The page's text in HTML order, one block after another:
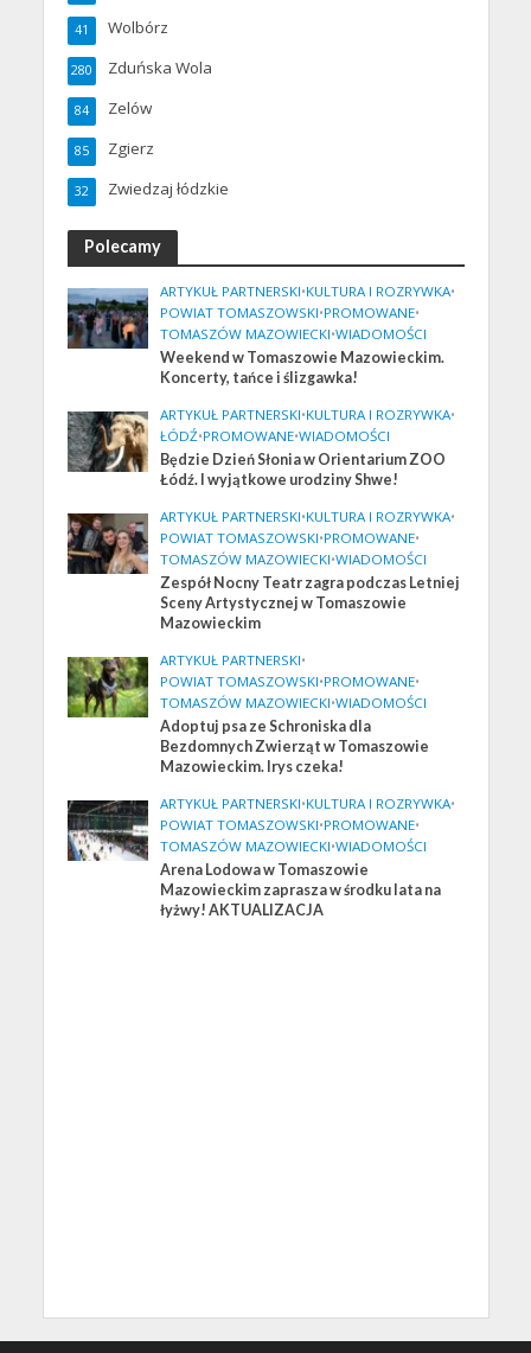
Wolbórz
41
Zduńska Wola
280
Zelów
84
Zgierz
85
Zwiedzaj łódzkie
32
Polecamy
ARTYKUŁ PARTNERSKI•KULTURA I ROZRYWKA•
POWIAT TOMASZOWSKI•PROMOWANE•
TOMASZÓW MAZOWIECKI•WIADOMOŚCI
Weekend w Tomaszowie Mazowieckim.
Koncerty, tańce i ślizgawka!
ARTYKUŁ PARTNERSKI•KULTURA I ROZRYWKA•
ŁÓDŹ•PROMOWANE•WIADOMOŚCI
Będzie Dzień Słonia w Orientarium ZOO
Łódź. I wyjątkowe urodziny Shwe!
ARTYKUŁ PARTNERSKI•KULTURA I ROZRYWKA•
POWIAT TOMASZOWSKI•PROMOWANE•
TOMASZÓW MAZOWIECKI•WIADOMOŚCI
Zespół Nocny Teatr zagra podczas Letniej
Sceny Artystycznej w Tomaszowie
Mazowieckim
ARTYKUŁ PARTNERSKI•
POWIAT TOMASZOWSKI•PROMOWANE•
TOMASZÓW MAZOWIECKI•WIADOMOŚCI
Adoptuj psa ze Schroniska dla
Bezdomnych Zwierząt w Tomaszowie
Mazowieckim. Irys czeka!
ARTYKUŁ PARTNERSKI•KULTURA I ROZRYWKA•
POWIAT TOMASZOWSKI•PROMOWANE•
TOMASZÓW MAZOWIECKI•WIADOMOŚCI
Arena Lodowa w Tomaszowie
Mazowieckim zaprasza w środku lata na
łyżwy! AKTUALIZACJA